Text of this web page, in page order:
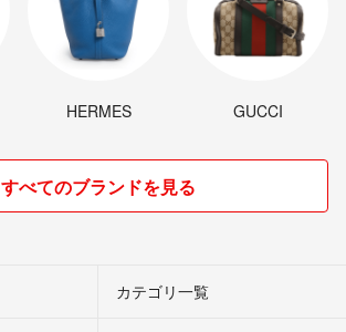
HERMES GUCCI
すべてのブランドを見る
カテゴリ一覧